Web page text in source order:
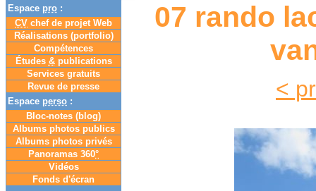
Espace pro :
CV chef de projet Web
Réalisations (portfolio)
Compétences
Études &publications
Services gratuits
Revue de presse
Espace perso :
Bloc-notes (blog)
Albums photos publics
Albums photos privés
Panoramas 360°
Vidéos
Fonds d'écran
07 rando
<